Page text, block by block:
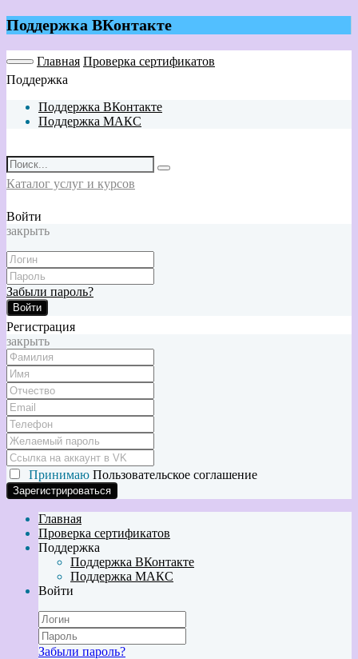
Поддержка ВКонтакте
Главная Проверка сертификатов
Поддержка
Поддержка ВКонтакте
Поддержка МАКС
Каталог услуг и курсов
Войти
закрыть
Забыли пароль?
Войти
Регистрация
закрыть
Принимаю Пользовательское соглашение
Главная
Проверка сертификатов
Поддержка
Поддержка ВКонтакте
Поддержка МАКС
Войти
Забыли пароль?